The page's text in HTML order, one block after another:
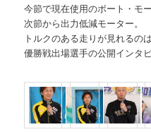
今節で現在使用のボート・モ
次節から出力低減モーター。
トルクのある走りが見れるの
優勝戦出場選手の公開インタ